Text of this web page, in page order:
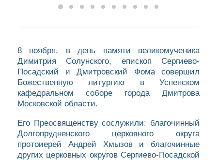
8 ноября, в день памяти великомученика
Димитрия Солунского, епископ Сергиево-
Посадский и Дмитровский Фома совершил
Божественную литургию в Успенском
кафедральном соборе города Дмитрова
Московской области.
Его Преосвященству сослужили: благочинный
Долгопрудненского церковного округа
протоиерей Андрей Хмызов и благочинные
других церковных округов Сергиево-Посадской